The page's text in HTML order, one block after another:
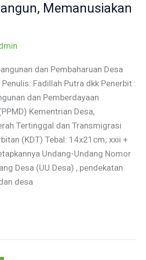
Memanusiakan
dan Pembaharuan Desa
Fadillah Putra dkk Penerbit :
dan Pemberdayaan
Kementrian Desa,
Tertinggal dan Transmigrasi
(KDT) Tebal: 14x21cm; xxii +
Undang-Undang Nomor
Desa (UU Desa) , pendekatan
desa